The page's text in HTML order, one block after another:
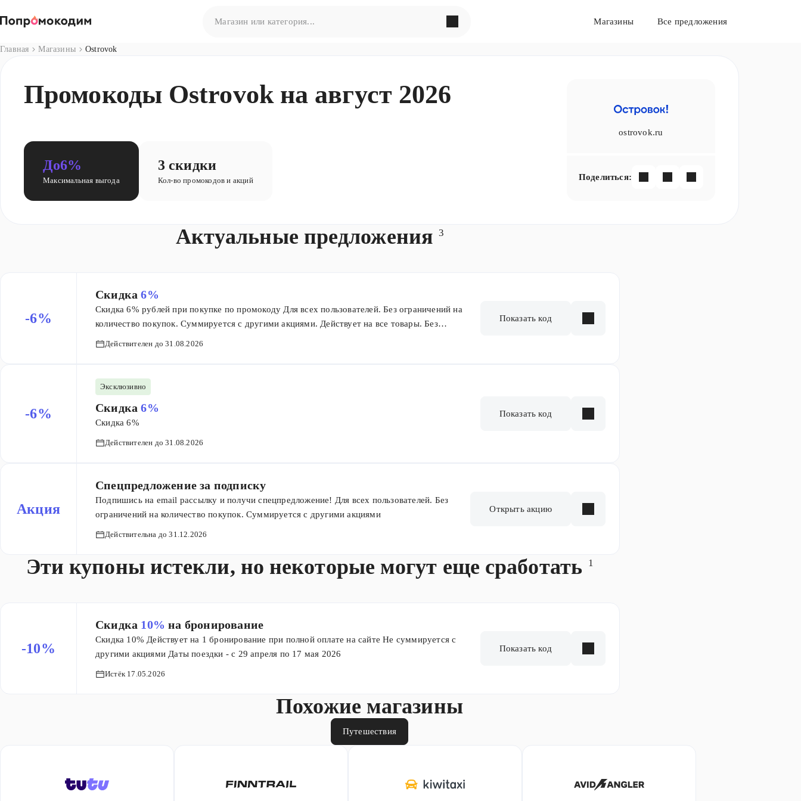
Попробуйте сформулировать запрос по-другому
Магазины Все предложения
Главная Магазины Ostrovok
Промокоды Ostrovok на август 2026
До6%
Максимальная выгода
3 скидки
Кол-во промокодов и акций
ostrovok.ru
Поделиться:
Актуальные предложения 3
-6%
Скидка 6%
Скидка 6% рублей при покупке по промокоду Для всех пользователей. Без ограничений на
количество покупок. Суммируется с другими акциями. Действует на все товары. Без
Действителен до 31.08.2026
Показать код
-6%
Эксклюзивно
Скидка 6%
Скидка 6%
Действителен до 31.08.2026
Показать код
Акция
Спецпредложение за подписку
Подпишись на email рассылку и получи спецпредложение! Для всех пользователей. Без
ограничений на количество покупок. Суммируется с другими акциями
Действительна до 31.12.2026
Открыть акцию
Эти купоны истекли, но некоторые могут еще сработать 1
-10%
Скидка 10%на бронирование
Скидка 10% Действует на 1 бронирование при полной оплате на сайте Не суммируется с
другими акциями Даты поездки - с 29 апреля по 17 мая 2026
Истёк 17.05.2026
Показать код
Похожие магазины
Путешествия